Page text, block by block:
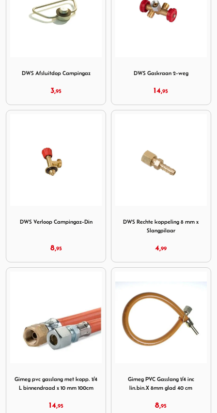
DWS Afsluitdop Campingaz
3,95
DWS Gaskraan 2-weg
14,95
DWS Verloop Campingaz-Din
8,95
DWS Rechte koppeling 8 mm x
Slangpilaar
4,99
Gimeg pvc gasslang met kopp. 1/4
L binnendraad x 10 mm 100cm
14,95
Gimeg PVC Gasslang 1/4 inc
lin.bin.X 8mm glad 40 cm
8,95